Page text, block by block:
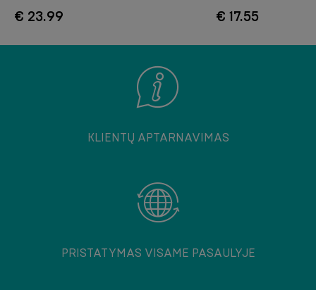
€ 23.99 € 17.55
KLIENTŲ APTARNAVIMAS
PRISTATYMAS VISAME PASAULYJE